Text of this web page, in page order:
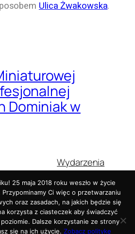
Ulica Żwakowska.
Dominiak w
pytania
Wydarzenia
Sklep
Wzorce
Motywy
25 maja 2018 roku weszło w życie
Przypominamy Ci więc o przetwarzaniu
oraz zasadach, na jakich będzie się
korzysta z ciasteczek aby świadczyć
poziomie. Dalsze korzystanie ze strony
się na ich użycie. Zobacz politykę